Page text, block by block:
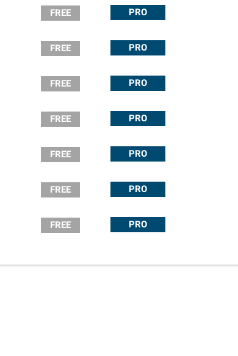
FREE PRO
FREE PRO
FREE PRO
FREE PRO
FREE PRO
FREE PRO
FREE PRO